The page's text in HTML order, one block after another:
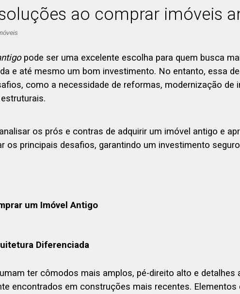
ao comprar imóveis
pode ser uma excelente escolha para quem busca
e até mesmo um bom investimento. No entanto, essa
como a necessidade de reformas, modernização de
os prós e contras de adquirir um imóvel antigo e
os principais desafios, garantindo um investimento
um Imóvel Antigo
Diferenciada
ter cômodos mais amplos, pé-direito alto e detalhes
encontrados em construções mais recentes.